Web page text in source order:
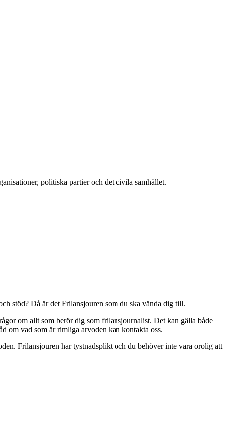
politiska partier och det civila samhället.
stöd? Då är det Frilansjouren som du ska vända dig till.
om allt som berör dig som frilansjournalist. Det kan gälla både
om vad som är rimliga arvoden kan kontakta oss.
Frilansjouren har tystnadsplikt och du behöver inte vara orolig att